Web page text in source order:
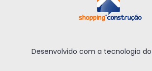
Desenvolvido com a tecnologia do